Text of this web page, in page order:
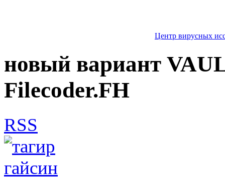
Центр вирусных
новый вариант
Filecoder.FH
RSS